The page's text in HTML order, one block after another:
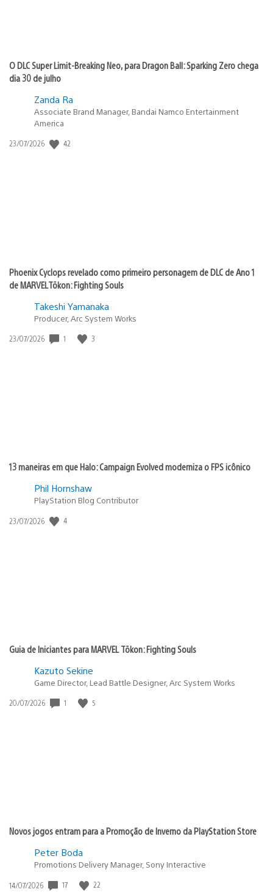
O DLC Super Limit-Breaking Neo, para Dragon Ball: Sparking Zero chega
dia 30 de julho
Zanda Ra
Associate Brand Manager, Bandai Namco Entertainment
America
Data
23/07/2026 42
Phoenix Cyclops revelado como primeiro personagem de DLC de Ano 1
de MARVEL Tōkon: Fighting Souls
Takeshi Yamanaka
Producer, Arc System Works
Data
23/07/2026 1 3
13 maneiras em que Halo: Campaign Evolved moderniza o FPS icônico
Phil Hornshaw
PlayStation Blog Contributor
Data
23/07/2026 4
Guia de Iniciantes para MARVEL Tōkon: Fighting Souls
Kazuto Sekine
Game Director, Lead Battle Designer, Arc System Works
Data
20/07/2026 1 5
Novos jogos entram para a Promoção de Inverno da PlayStation Store
Peter Boda
Promotions Delivery Manager, Sony Interactive
Data
14/07/2026 17 22